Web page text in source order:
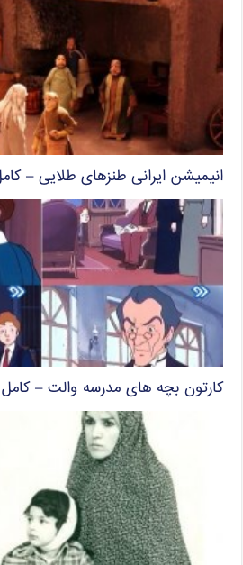
انیمیشن ایرانی طنزهای طلایی –
کارتون بچه های مدرسه والت –